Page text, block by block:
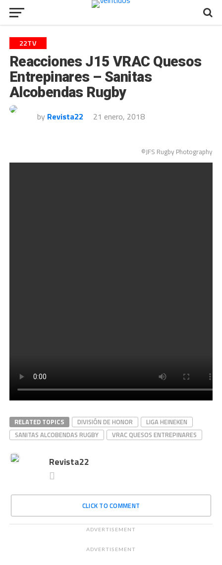
22TV
Reacciones J15 VRAC Quesos
Entrepinares – Sanitas
Alcobendas Rugby
by Revista22 21 enero, 2018
©JFS Rugby Photography
RELATED TOPICS DIVISIÓN DE HONOR
LIGA HEINEKEN
SANITAS ALCOBENDAS RUGBY
VRAC QUESOS ENTREPINARES
Revista22
CLICK TO COMMENT
ADVERTISEMENT
ADVERTISEMENT